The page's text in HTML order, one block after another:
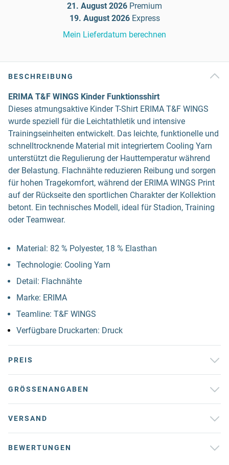
21. August 2026 Premium
19. August 2026 Express
Mein Lieferdatum berechnen
BESCHREIBUNG
ERIMA T&F WINGS Kinder Funktionsshirt
Dieses atmungsaktive Kinder T-Shirt ERIMA T&F WINGS
wurde speziell für die Leichtathletik und intensive
Trainingseinheiten entwickelt. Das leichte, funktionelle und
schnelltrocknende Material mit integriertem Cooling Yarn
unterstützt die Regulierung der Hauttemperatur während
der Belastung. Flachnähte reduzieren Reibung und sorgen
für hohen Tragekomfort, während der ERIMA WINGS Print
auf der Rückseite den sportlichen Charakter der Kollektion
betont. Ein technisches Modell, ideal für Stadion, Training
oder Teamwear.
Material: 82 % Polyester, 18 % Elasthan
Technologie: Cooling Yarn
Detail: Flachnähte
Marke: ERIMA
Teamline: T&F WINGS
Verfügbare Druckarten: Druck
PREIS
GRÖSSENANGABEN
VERSAND
BEWERTUNGEN